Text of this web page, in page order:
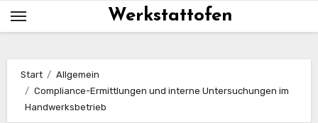
Skip
to
Werkstattofen
Start
Allgemein
Compliance-Ermittlungen und interne Untersuchungen im
Handwerksbetrieb